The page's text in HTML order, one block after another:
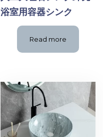
浴室用容器シンク
Read more